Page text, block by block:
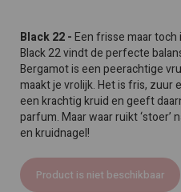
Black 22 -Een frisse maar
Black 22 vindt de perfecte
Bergamot is een peerachtige
maakt je vrolijk. Het is fris, zuur
een krachtig kruid en geeft
parfum. Maar waar ruikt ‘stoer’
en kruidnagel!
Product is niet beschikbaar